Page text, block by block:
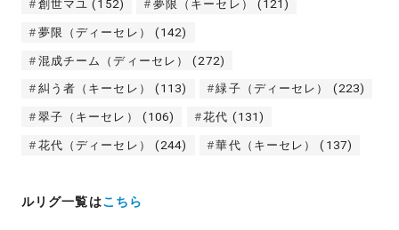
創世マユ (152) 夢限（キーセレ） (121)
夢限（ディーセレ） (142)
混成チーム（ディーセレ） (272)
糾う者（キーセレ） (113) 緑子（ディーセレ） (223)
翠子（キーセレ） (106) 花代 (131)
花代（ディーセレ） (244) 華代（キーセレ） (137)
ルリグ一覧はこちら